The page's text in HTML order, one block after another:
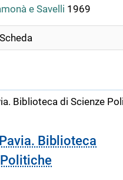
e Savelli 1969
Scheda
Biblioteca di Scienze
Biblioteca